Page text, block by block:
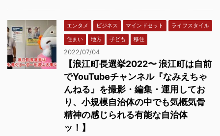
エンタメ ビジネス マインドセット
ライフスタイル
住まい
地方 子ども 移住
2022/07/04
【浪江町長選挙2022〜 浪江町は自前
でYouTubeチャンネル『なみえちゃ
んねる』を撮影・編集・運用してお
り、小規模自治体の中でも気概気骨
精神の感じられる有能な自治体
ッ！】